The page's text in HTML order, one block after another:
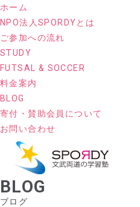
ホーム
NPO法人SPORDYとは
ご参加への流れ
STUDY
FUTSAL & SOCCER
料金案内
BLOG
寄付・賛助会員について
お問い合わせ
BLOG
ブログ